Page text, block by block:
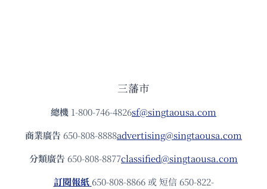
三藩市
總機 1-800-746-4826sf@singtaousa.com
商業廣告 650-808-8888advertising@singtaousa.com
分類廣告 650-808-8877classified@singtaousa.com
訂閱報紙 650-808-8866 或 短信 650-822-